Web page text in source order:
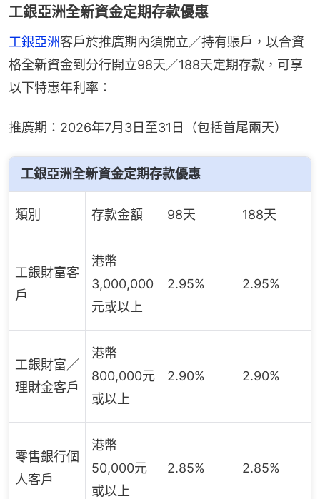
工銀亞洲全新資金定期存款優惠
工銀亞洲客戶於推廣期內須開立／持有賬戶，以合資
格全新資金到分行開立98天／188天定期存款，可享
以下特惠年利率：
推廣期：2026年7月3日至31日（包括首尾兩天）
工銀亞洲全新資金定期存款優惠
類別 存款金額 98天 188天
工銀財富客
戶
港幣
3,000,000
元或以上
2.95% 2.95%
工銀財富／
理財金客戶
港幣
800,000元
或以上
2.90% 2.90%
零售銀行個
人客戶
港幣
50,000元
或以上
2.85% 2.85%